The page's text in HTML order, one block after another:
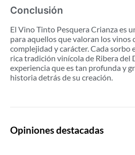
Conclusión
El Vino Tinto Pesquera Crianza es
para aquellos que valoran los vinos
complejidad y carácter. Cada sorbo
rica tradición vinícola de Ribera del
experiencia que es tan profunda y
historia detrás de su creación.
Opiniones destacadas